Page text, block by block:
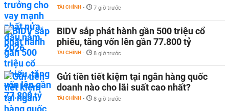
TÀI CHÍNH - 7 giờ trước
BIDV sắp phát hành gần 500 triệu cổ
phiếu, tăng vốn lên gần 77.800 tỷ
TÀI CHÍNH - 8 giờ trước
Gửi tiền tiết kiệm tại ngân hàng quốc
doanh nào cho lãi suất cao nhất?
TÀI CHÍNH - 8 giờ trước